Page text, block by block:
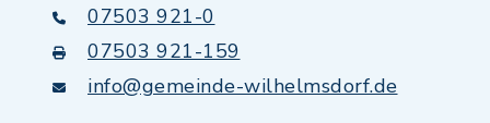
07503 921-0
07503 921-159
info@gemeinde-wilhelmsdorf.de